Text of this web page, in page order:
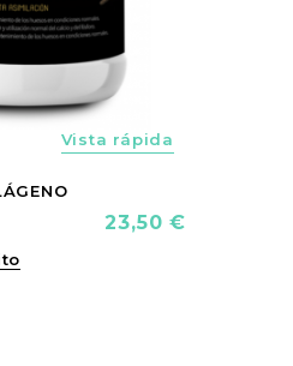
Vista rápida
Precio
23,50 €